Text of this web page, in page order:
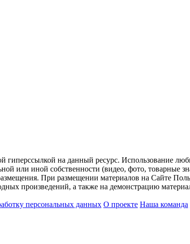
гиперссылкой на данный ресурс. Использование
или иной собственности (видео, фото, товарные
При размещении материалов на Сайте
произведений, а также на демонстрацию
персональных данных О проекте Наша команда